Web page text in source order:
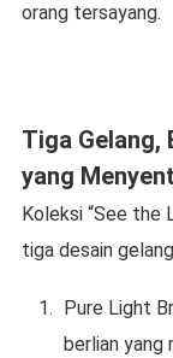
orang tersayang.
Tiga Gelang,
yang
Koleksi “See the
tiga desain
Pure Light
berlian yang